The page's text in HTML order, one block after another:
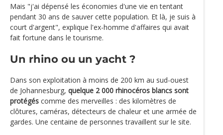
Mais "j'ai dépensé les économies d'une vie en tentant
pendant 30 ans de sauver cette population. Et là, je suis à
court d'argent", explique l'ex-homme d'affaires qui avait
fait fortune dans le tourisme.
Un rhino ou un yacht ?
Dans son exploitation à moins de 200 km au sud-ouest
de Johannesburg, quelque 2 000 rhinocéros blancs sont
protégés comme des merveilles : des kilomètres de
clôtures, caméras, détecteurs de chaleur et une armée de
gardes. Une centaine de personnes travaillent sur le site.